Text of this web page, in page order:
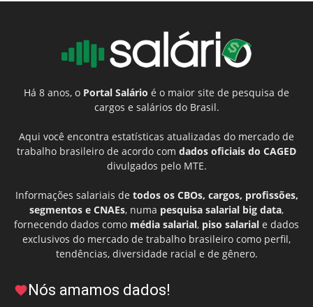
Há 8 anos, o Portal Salário é o maior site de pesquisa de
cargos e salários do Brasil.
Aqui você encontra estatísticas atualizadas do mercado de
trabalho brasileiro de acordo com dados oficiais do CAGED
divulgados pelo MTE.
Informações salariais de todos os CBOs, cargos, profissões,
segmentos e CNAEs, numa pesquisa salarial big data,
fornecendo dados como média salarial, piso salarial e dados
exclusivos do mercado de trabalho brasileiro como perfil,
tendências, diversidade racial e de gênero.
Nós amamos dados!